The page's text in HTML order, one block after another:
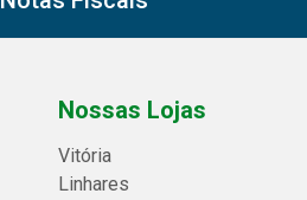
Nossas Lojas
Vitória
Linhares